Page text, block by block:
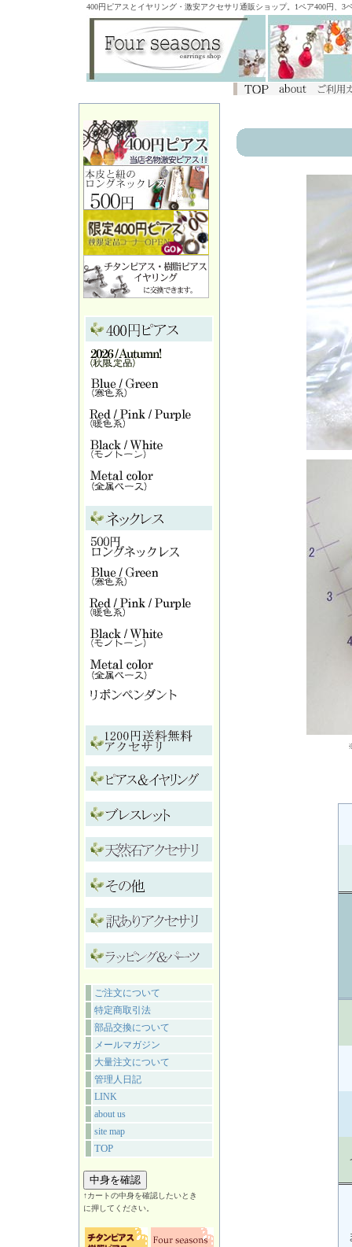
400円ピアスとイヤリング・激安アクセサリ通販ショップ。1ペア400円、
ご注文について
特定商取引法
部品交換について
メールマガジン
大量注文について
管理人日記
LINK
about us
site map
TOP
↑カートの中身を確認したいとき
に押してください。